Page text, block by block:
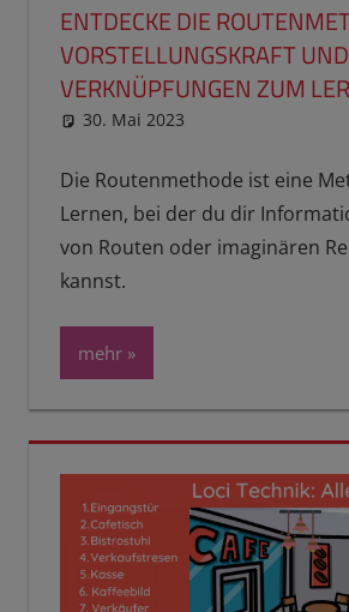
ENTDECKE DIE
VORSTELLUNGSKRAFT UND
VERKNÜPFUNGEN ZUM
30. Mai 2023
Die Routenmethode ist eine
Lernen, bei der du dir
von Routen oder imaginären
kannst.
mehr